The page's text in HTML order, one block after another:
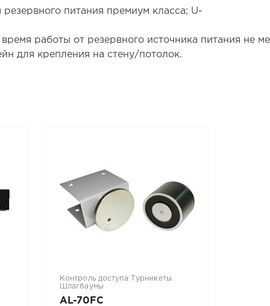
питания премиум класса; U-
работы от резервного источника питания не
для крепления на стену/потолок.
Контроль доступа Турникеты
Шлагбаумы
AL-70FC